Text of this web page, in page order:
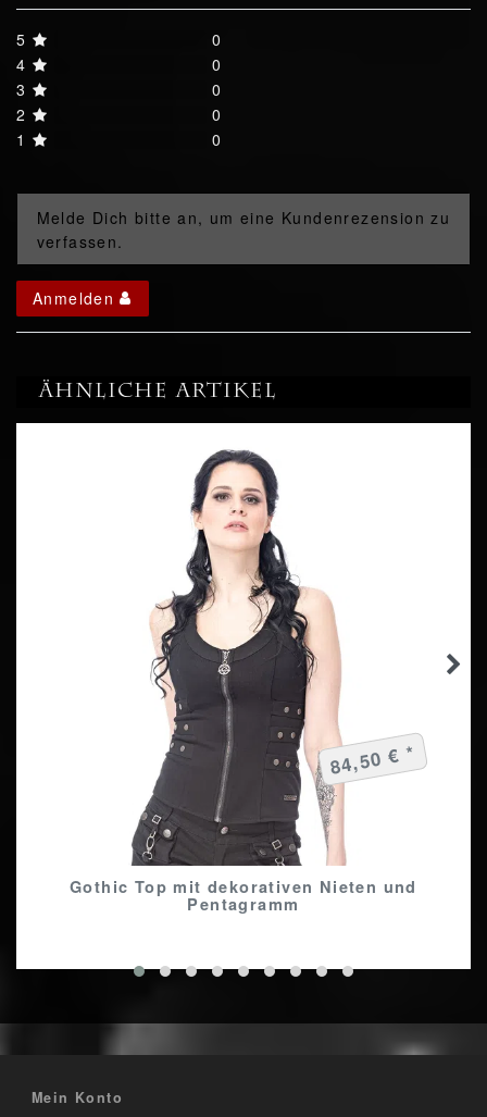
5
0
4
0
3
0
2
0
1
0
Melde Dich bitte an, um eine Kundenrezension zu
verfassen.
Anmelden
Ähnliche Artikel
Gothic Top mit dekorativen Nieten und
Pentagramm
84,50 € *
Mein Konto